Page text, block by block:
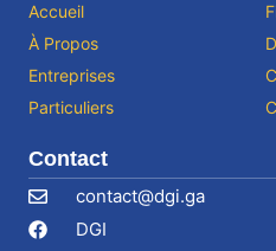
Accueil
À Propos
Entreprises
Particuliers
Contact
contact@dgi.ga
DGI